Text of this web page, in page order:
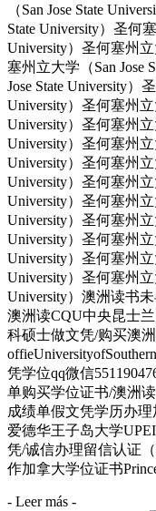
（San Jose State
State University）圣何
University）圣何塞州立
塞州立大学（San Jose
Jose State University）
University）圣何塞州立
University）圣何塞州立
University）圣何塞州立
University）圣何塞州立
University）圣何塞州立
University）圣何塞州立
University）圣何塞州立
University）圣何塞州立
University）圣何塞州立
University）圣何塞州立
University）澳洲读书
澳洲读CQU中央昆士
科硕士做文凭/购买澳
凭学位qq微信
单购买学位证书/澳洲
成绩单假文凭学历办理
爱德华王子岛大学
凭/诚信办理留信认证
作加拿大学位证书
- Leer más -